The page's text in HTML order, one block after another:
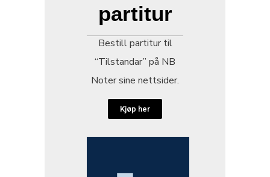
partitur
Bestill partitur til
“Tilstandar” på NB
Noter sine nettsider.
Kjøp her